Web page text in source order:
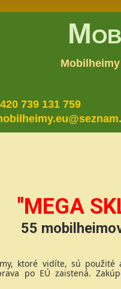
739 131 759
"MEGA
55
ktoré vidíte, sú použité
po EÚ zaistená.